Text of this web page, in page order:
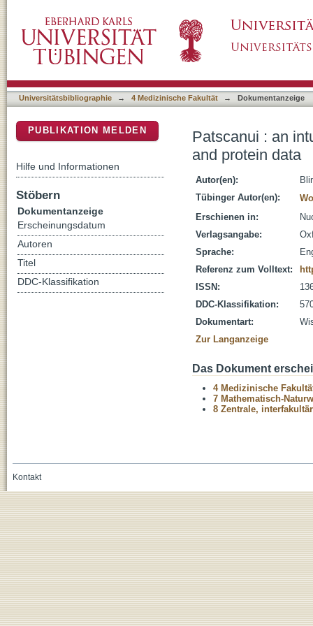
Universitätsbibliographie → 4 Medizinische Fakultät → Dokumentanzeige
Patscanui : an
and protein data
Autor(en):
Tübinger Autor(en):
Erschienen in:
Verlagsangabe:
Sprache:
Referenz zum Volltext:
ISSN:
DDC-Klassifikation:
Dokumentart:
Zur Langanzeige
Das Dokument
4 Medizinische
7 Mathematisch-
8 Zentrale,
PUBLIKATION MELDEN
Hilfe und Informationen
Stöbern
Dokumentanzeige
Erscheinungsdatum
Autoren
Titel
DDC-Klassifikation
Kontakt